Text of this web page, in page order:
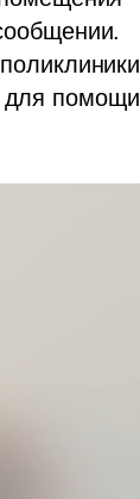
для помощи